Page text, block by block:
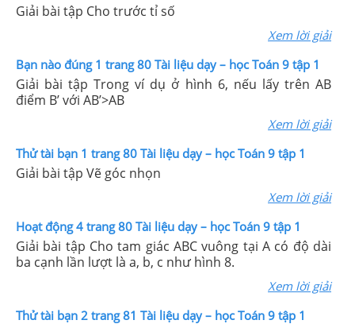
Giải bài tập Cho trước tỉ số
Xem lời giải
Bạn nào đúng 1 trang 80 Tài liệu dạy – học Toán 9 tập 1
Giải bài tập Trong ví dụ ở hình 6, nếu lấy trên AB
điểm B’ với AB’>AB
Xem lời giải
Thử tài bạn 1 trang 80 Tài liệu dạy – học Toán 9 tập 1
Giải bài tập Vẽ góc nhọn
Xem lời giải
Hoạt động 4 trang 80 Tài liệu dạy – học Toán 9 tập 1
Giải bài tập Cho tam giác ABC vuông tại A có độ dài
ba cạnh lần lượt là a, b, c như hình 8.
Xem lời giải
Thử tài bạn 2 trang 81 Tài liệu dạy – học Toán 9 tập 1